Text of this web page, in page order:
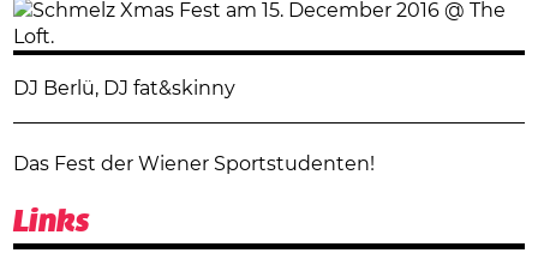
DJ Berlü, DJ fat&skinny
Das Fest der Wiener Sportstudenten!
Links